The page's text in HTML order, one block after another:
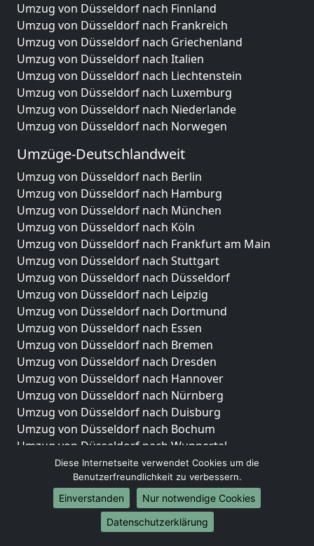
Umzug von Düsseldorf nach Finnland
Umzug von Düsseldorf nach Frankreich
Umzug von Düsseldorf nach Griechenland
Umzug von Düsseldorf nach Italien
Umzug von Düsseldorf nach Liechtenstein
Umzug von Düsseldorf nach Luxemburg
Umzug von Düsseldorf nach Niederlande
Umzug von Düsseldorf nach Norwegen
Umzüge-Deutschlandweit
Umzug von Düsseldorf nach Berlin
Umzug von Düsseldorf nach Hamburg
Umzug von Düsseldorf nach München
Umzug von Düsseldorf nach Köln
Umzug von Düsseldorf nach Frankfurt am Main
Umzug von Düsseldorf nach Stuttgart
Umzug von Düsseldorf nach Düsseldorf
Umzug von Düsseldorf nach Leipzig
Umzug von Düsseldorf nach Dortmund
Umzug von Düsseldorf nach Essen
Umzug von Düsseldorf nach Bremen
Umzug von Düsseldorf nach Dresden
Umzug von Düsseldorf nach Hannover
Umzug von Düsseldorf nach Nürnberg
Umzug von Düsseldorf nach Duisburg
Umzug von Düsseldorf nach Bochum
Umzug von Düsseldorf nach Wuppertal
Umzug von Düsseldorf nach Bielefeld
Umzug von Düsseldorf nach Bonn
Umzug von Düsseldorf nach Münster
Internationale-Umzüge
Diese Internetseite verwendet Cookies um die
Benutzerfreundlichkeit zu verbessern.
Einverstanden
Nur notwendige Cookies
Datenschutzerklärung